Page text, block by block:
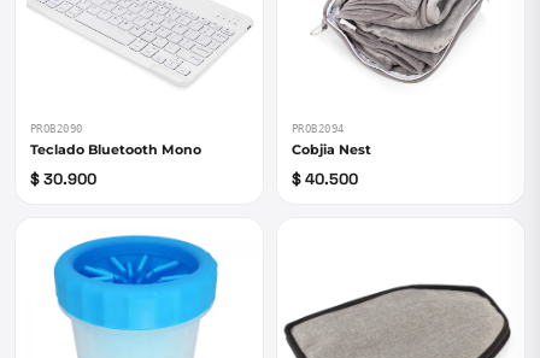
PROB2090
Teclado Bluetooth Mono
$ 30.900
PROB2094
Cobjia Nest
$ 40.500